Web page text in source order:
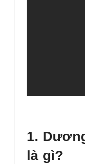
1.
là gì?